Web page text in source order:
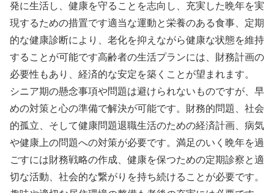
発に生活し、健康を守ることを志向し、充実した晩年を実
現するための措置です適当な運動と栄養のある食事、定期
的な健康診断により、老化を抑えながら健康な状態を維持
することが可能です高齢者の生活プランには、財務計画の
必要性もあり、経済的な安定を築くことが望まれます。
シニア期の懸念事項や問題は避けられないものですが、早
めの対策と心の準備で解決が可能です。財務的問題、社会
的孤立、そして健康問題退職生活のための経済計画、病気
や健康上の問題への対策が必要です。満足のいく晩年を過
ごすには財務戦略の作成、健康を保つための定期診察と適
切な活動、社会的な繋がりを持ち続けることが必要です。